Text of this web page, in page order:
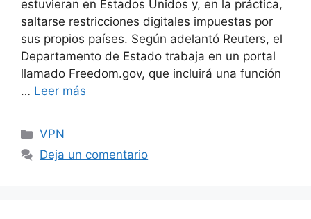
estuvieran en Estados Unidos y, en la práctica,
saltarse restricciones digitales impuestas por
sus propios países. Según adelantó Reuters, el
Departamento de Estado trabaja en un portal
llamado Freedom.gov, que incluirá una función
… Leer más
Categorías
VPN
Deja un comentario